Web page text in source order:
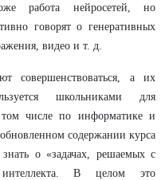
работа нейросетей, но
говорят о генеративных
видео и т. д.
совершенствоваться, а их
школьниками для
числе по информатике и
содержании курса
о «задачах, решаемых с
интеллекта. В целом это